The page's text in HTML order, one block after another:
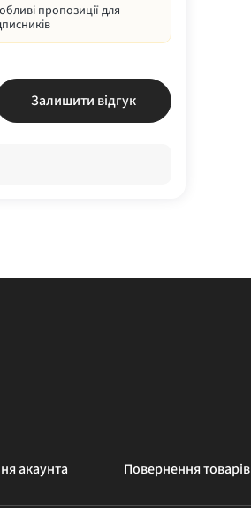
пропозиції для
Залишити відгук
акаунта Повернення товарів